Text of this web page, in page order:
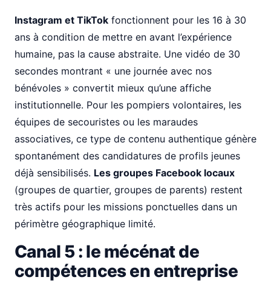
Instagram et TikTok fonctionnent pour les 16 à 30
ans à condition de mettre en avant l’expérience
humaine, pas la cause abstraite. Une vidéo de 30
secondes montrant « une journée avec nos
bénévoles » convertit mieux qu’une affiche
institutionnelle. Pour les pompiers volontaires, les
équipes de secouristes ou les maraudes
associatives, ce type de contenu authentique génère
spontanément des candidatures de profils jeunes
déjà sensibilisés. Les groupes Facebook locaux
(groupes de quartier, groupes de parents) restent
très actifs pour les missions ponctuelles dans un
périmètre géographique limité.
Canal 5 : le mécénat de
compétences en entreprise